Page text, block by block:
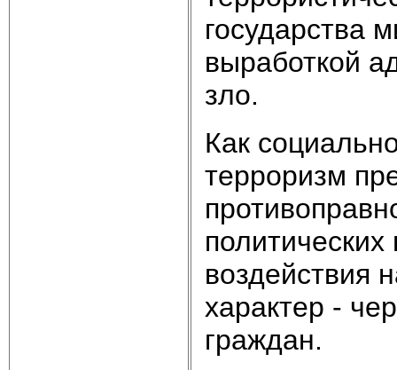
государства
выработкой
зло.
Как
терроризм
воздействия
характер -
граждан.